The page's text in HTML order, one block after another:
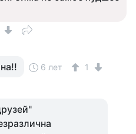
6 лет 1